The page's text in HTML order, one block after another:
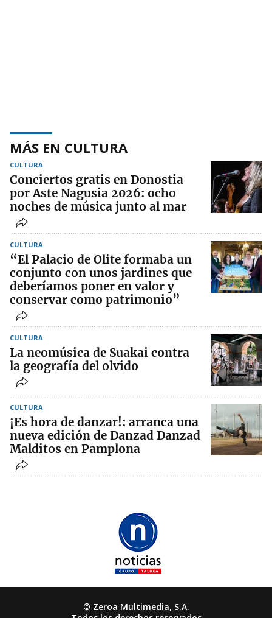
MÁS EN CULTURA
CULTURA
Conciertos gratis en Donostia
por Aste Nagusia 2026: ocho
noches de música junto al mar
CULTURA
“El Palacio de Olite formaba un
conjunto con unos jardines que
deberíamos poner en valor y
conservar como patrimonio”
CULTURA
La neomúsica de Suakai contra
la geografía del olvido
CULTURA
¡Es hora de danzar!: arranca una
nueva edición de Danzad Danzad
Malditos en Pamplona
© Zeroa Multimedia, S.A.